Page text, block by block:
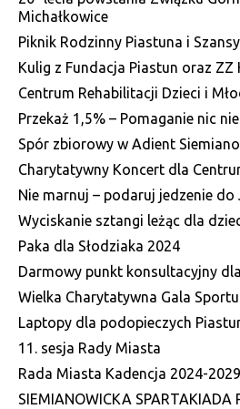
Michałkowice
Piknik Rodzinny Piastuna i Szansy
Kulig z Fundacja Piastun oraz
Centrum Rehabilitacji Dzieci i
Przekaż 1,5% – Pomaganie nic
Spór zbiorowy w Adient
Charytatywny Koncert dla
Nie marnuj – podaruj jedzenie do
Wyciskanie sztangi leżąc dla
Paka dla Słodziaka 2024
Darmowy punkt konsultacyjny
Wielka Charytatywna Gala Sportu
Laptopy dla podopieczych
11. sesja Rady Miasta
Rada Miasta Kadencja 2024-2029
SIEMIANOWICKA SPARTAKIADA